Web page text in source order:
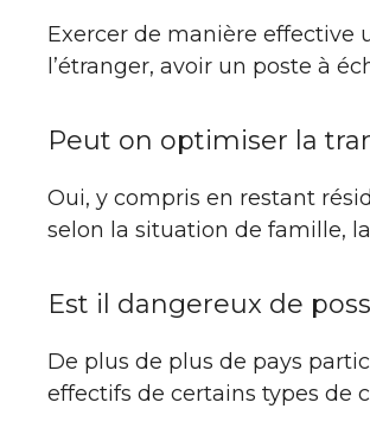
Exercer de manière effective
l’étranger, avoir un poste à
Peut on optimiser la
Oui, y compris en restant
selon la situation de famille,
Est il dangereux de
De plus de plus de pays
effectifs de certains types de